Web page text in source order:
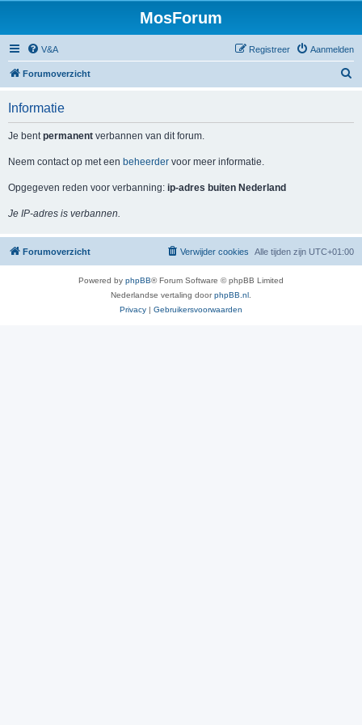
MosForum
V&A Aanmelden
Registreer
Forumoverzicht
Informatie
Je bentpermanent verbannen van dit forum.
Neem contact op met een beheerder voor meer informatie.
Opgegeven reden voor verbanning: ip-adres buiten Nederland
Je IP-adres is verbannen.
Forumoverzicht Alle tijden zijn UTC+01:00
Verwijder cookies
Powered by phpBB® Forum Software © phpBB Limited
Nederlandse vertaling doorphpBB.nl
Privacy | Gebruikersvoorwaarden